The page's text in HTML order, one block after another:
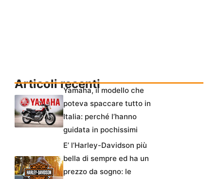
Articoli recentiYamaha, il modello che
poteva spaccare tutto in
Italia: perché l’hanno
guidata in pochissimi
E’ l’Harley-Davidson più
bella di sempre ed ha un
prezzo da sogno: le